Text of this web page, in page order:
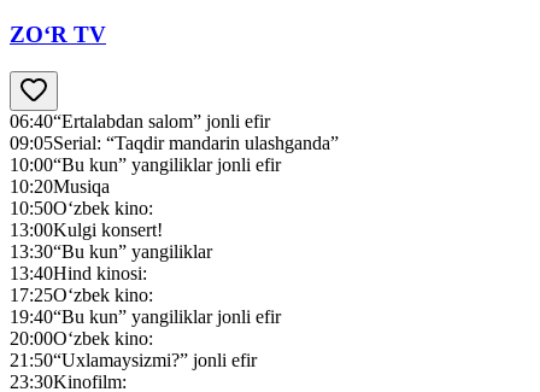
ZO‘R TV
06:40“Ertalabdan salom” jonli efir
09:05Serial: “Taqdir mandarin ulashganda”
10:00“Bu kun” yangiliklar jonli efir
10:20Musiqa
10:50O‘zbek kino:
13:00Kulgi konsert!
13:30“Bu kun” yangiliklar
13:40Hind kinosi:
17:25O‘zbek kino:
19:40“Bu kun” yangiliklar jonli efir
20:00O‘zbek kino:
21:50“Uxlamaysizmi?” jonli efir
23:30Kinofilm: